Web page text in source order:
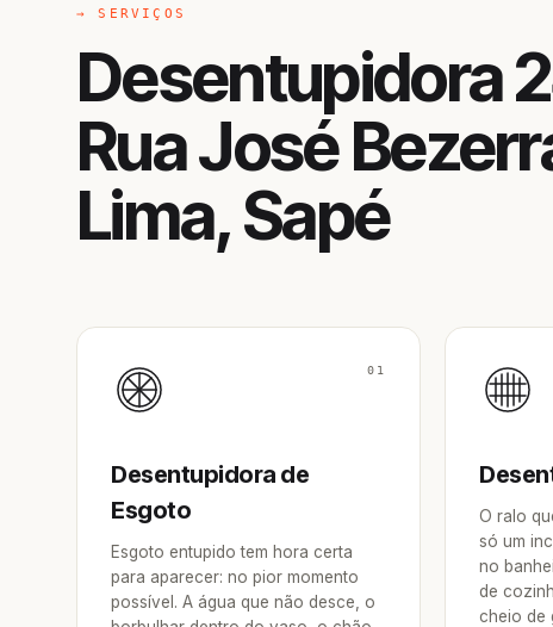
→ SERVIÇOS
Desentupidora
Rua José
Lima, Sapé
01
Desentupidora de
Esgoto
Esgoto entupido tem hora certa
para aparecer: no pior momento
possível. A água que não desce, o
O ralo
só um
no
de
cheio de